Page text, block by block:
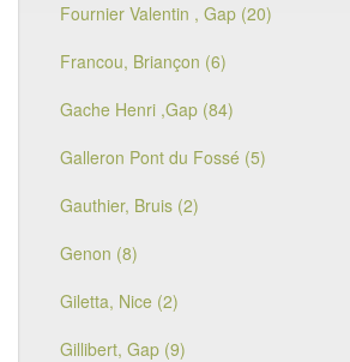
Fournier Valentin , Gap (20)
Francou, Briançon (6)
Gache Henri ,Gap (84)
Galleron Pont du Fossé (5)
Gauthier, Bruis (2)
Genon (8)
Giletta, Nice (2)
Gillibert, Gap (9)